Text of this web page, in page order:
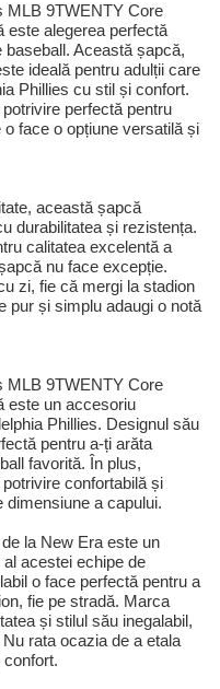
MLB 9TWENTY Core
este alegerea perfectă
baseball. Această șapcă,
ideală pentru adulții care
Phillies cu stil și confort.
perfectă pentru
face o opțiune versatilă și
această șapcă
durabilitatea și rezistența.
calitatea excelentă a
nu face excepție.
zi, fie că mergi la stadion
pur și simplu adaugi o notă
MLB 9TWENTY Core
este un accesoriu
Phillies. Designul său
pentru a-ți arăta
favorită. În plus,
confortabilă și
dimensiune a capului.
la New Era este un
acestei echipe de
o face perfectă pentru a
fie pe stradă. Marca
și stilul său inegalabil,
rata ocazia de a etala
confort.